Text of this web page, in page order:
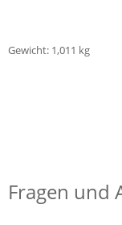
Gewicht: 1,011 kg
Fragen und